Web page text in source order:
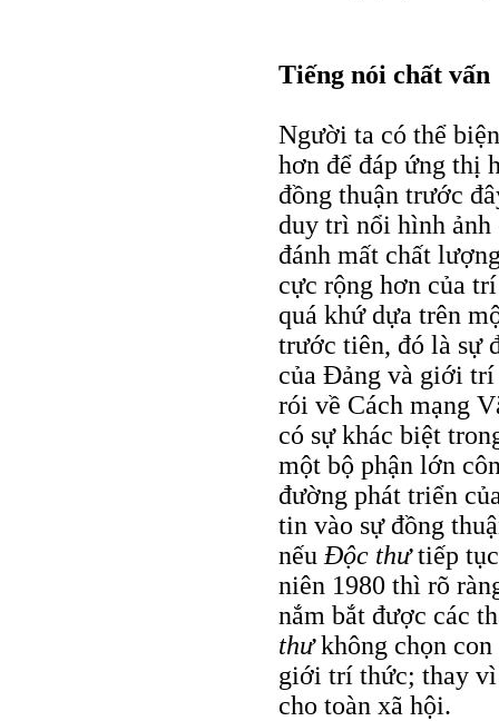
Tiếng nói chất vấn
Người ta có thể
hơn để đáp ứng thị
đồng thuận trước
duy trì nổi hình ảnh
đánh mất chất
cực rộng hơn của
quá khứ dựa trên
trước tiên, đó là sự
của Ðảng và giới
rói về Cách mạng
có sự khác biệt
một bộ phận lớn
đường phát triển
tin vào sự đồng
nếu Ðộc thưtiếp tục
niên 1980 thì rõ
nắm bắt được các
thưkhông chọn con
giới trí thức; thay vì
cho toàn xã hội.